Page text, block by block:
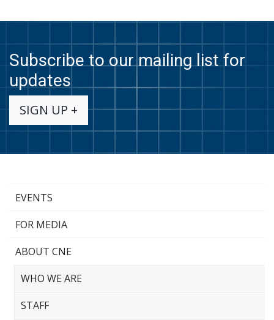
Subscribe to our mailing list for
updates
SIGN UP +
EVENTS
FOR MEDIA
ABOUT CNE
WHO WE ARE
STAFF